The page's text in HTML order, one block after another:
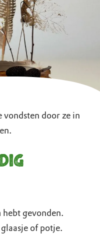
door ze in
gevonden.
of potje.